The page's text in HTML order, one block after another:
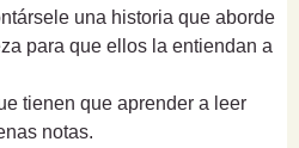
una historia que aborde
para que ellos la entiendan a
tienen que aprender a leer
notas.